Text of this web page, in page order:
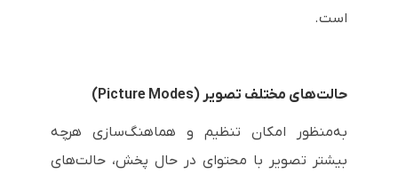
است.
حالت‌های مختلف تصویر (Picture Modes
)
به‌منظور امکان تنظیم و هماهنگ‌سازی هرچه
بیشتر تصویر با محتوای در حال پخش، حالت‌های